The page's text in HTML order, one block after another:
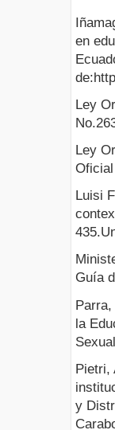
en
Ley
Ley
Luisi
Guía
la
Pietri,
y